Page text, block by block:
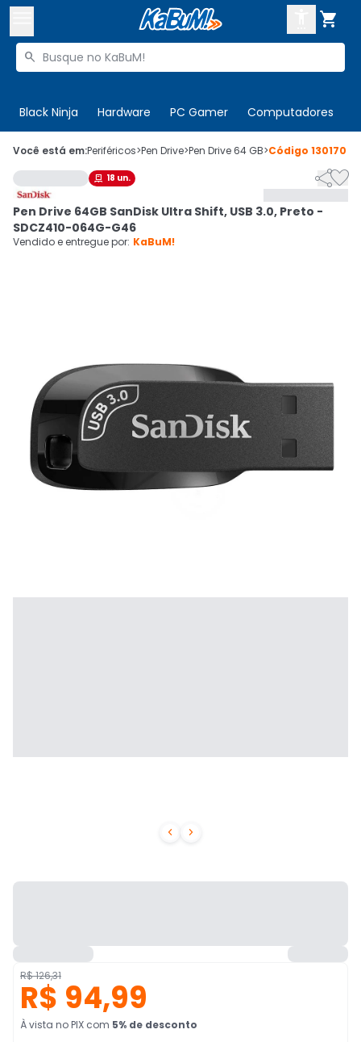

Buscar produtos

Black Ninja Hardware PC Gamer Computadores
 Olá. Acesse sua conta
 Departamentos
Cupons
CADASTRE-SE
Você está em:Periféricos>Pen Drive>Pen Drive 64 GB>Código 130170
 
 18 un. 
Pen Drive 64GB SanDisk Ultra Shift, USB 3.0, Preto -
SDCZ410-064G-G46
Vendido e entregue por: KaBuM!
R$ 126,31
R$ 94,99
À vista no PIX com 5% de desconto